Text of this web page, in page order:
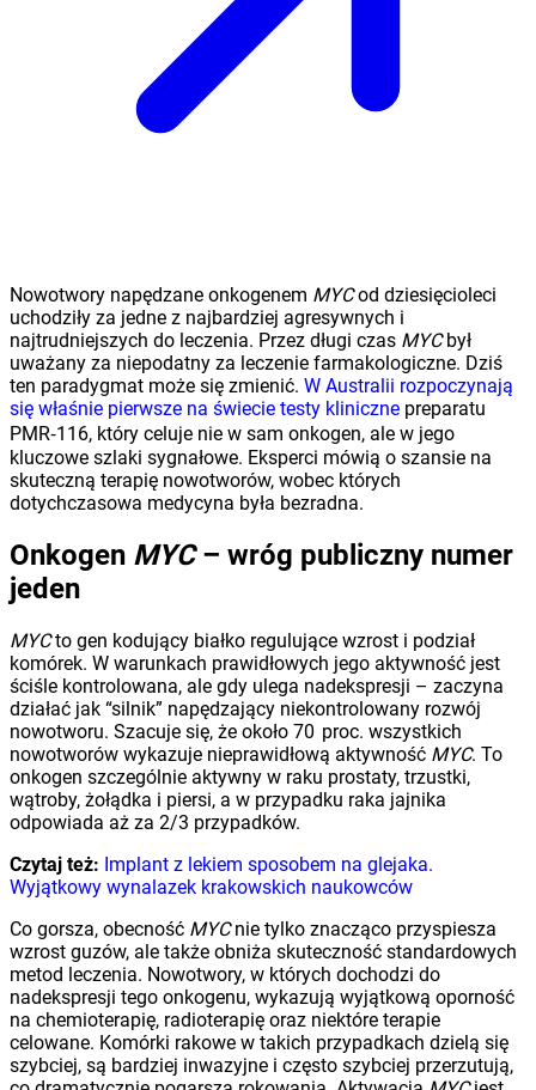
Nowotwory napędzane onkogenem MYCod dziesięcioleci
uchodziły za jedne z najbardziej agresywnych i
najtrudniejszych do leczenia. Przez długi czas MYCbył
uważany za niepodatny za leczenie farmakologiczne. Dziś
ten paradygmat może się zmienić. W Australii rozpoczynają
się właśnie pierwsze na świecie testy kliniczne preparatu
PMR‑116, który celuje nie w sam onkogen, ale w jego
kluczowe szlaki sygnałowe. Eksperci mówią o szansie na
skuteczną terapię nowotworów, wobec których
dotychczasowa medycyna była bezradna.
Onkogen MYC– wróg publiczny numer
jeden
MYCto gen kodujący białko regulujące wzrost i podział
komórek. W warunkach prawidłowych jego aktywność jest
ściśle kontrolowana, ale gdy ulega nadekspresji – zaczyna
działać jak “silnik” napędzający niekontrolowany rozwój
nowotworu. Szacuje się, że około 70 proc. wszystkich
nowotworów wykazuje nieprawidłową aktywność MYC. To
onkogen szczególnie aktywny w raku prostaty, trzustki,
wątroby, żołądka i piersi, a w przypadku raka jajnika
odpowiada aż za 2/3 przypadków.
Czytaj też: Implant z lekiem sposobem na glejaka.
Wyjątkowy wynalazek krakowskich naukowców
Co gorsza, obecność MYCnie tylko znacząco przyspiesza
wzrost guzów, ale także obniża skuteczność standardowych
metod leczenia. Nowotwory, w których dochodzi do
nadekspresji tego onkogenu, wykazują wyjątkową oporność
na chemioterapię, radioterapię oraz niektóre terapie
celowane. Komórki rakowe w takich przypadkach dzielą się
szybciej, są bardziej inwazyjne i często szybciej przerzutują,